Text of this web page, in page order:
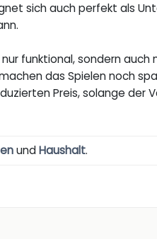
sich auch perfekt als
funktional, sondern
das Spielen noch
Preis, solange der
undHaushalt.